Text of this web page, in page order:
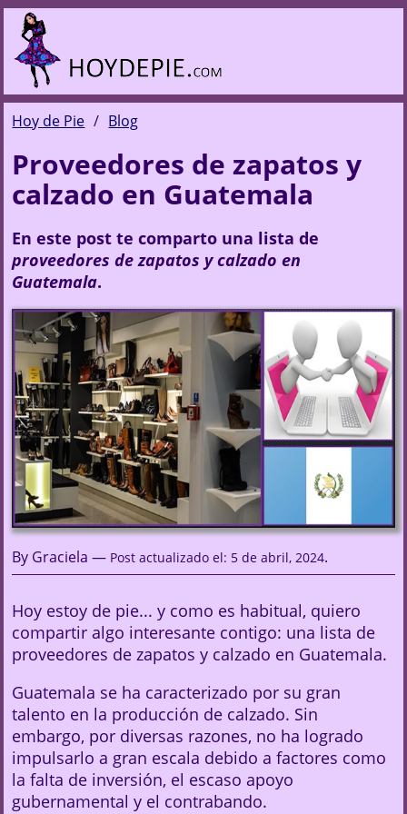
Hoy de Pie Blog
Proveedores de zapatos y
calzado en Guatemala
En este post te comparto una lista de
proveedores de zapatos y calzado en
Guatemala.
By Graciela — Post actualizado el: 5 de abril, 2024.
Hoy estoy de pie... y como es habitual, quiero
compartir algo interesante contigo: una lista de
proveedores de zapatos y calzado en Guatemala.
Guatemala se ha caracterizado por su gran
talento en la producción de calzado. Sin
embargo, por diversas razones, no ha logrado
impulsarlo a gran escala debido a factores como
la falta de inversión, el escaso apoyo
gubernamental y el contrabando.